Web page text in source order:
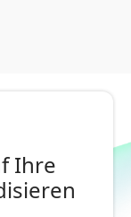
Ihre